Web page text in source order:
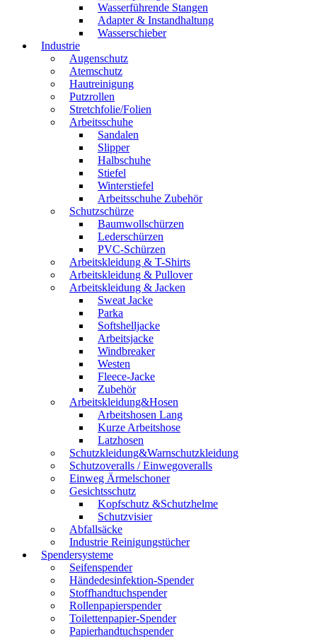
Wasserführende Stangen
Adapter & Instandhaltung
Wasserschieber
Industrie
Augenschutz
Atemschutz
Hautreinigung
Putzrollen
Stretchfolie/Folien
Arbeitsschuhe
Sandalen
Slipper
Halbschuhe
Stiefel
Winterstiefel
Arbeitsschuhe Zubehör
Schutzschürze
Baumwollschürzen
Lederschürzen
PVC-Schürzen
Arbeitskleidung & T-Shirts
Arbeitskleidung & Pullover
Arbeitskleidung & Jacken
Sweat Jacke
Parka
Softshelljacke
Arbeitsjacke
Windbreaker
Westen
Fleece-Jacke
Zubehör
Arbeitskleidung&Hosen
Arbeitshosen Lang
Kurze Arbeitshose
Latzhosen
Schutzkleidung&Warnschutzkleidung
Schutzoveralls / Einwegoveralls
Einweg Ärmelschoner
Gesichtsschutz
Kopfschutz &Schutzhelme
Schutzvisier
Abfallsäcke
Industrie Reinigungstücher
Spendersysteme
Seifenspender
Händedesinfektion-Spender
Stoffhandtuchspender
Rollenpapierspender
Toilettenpapier-Spender
Papierhandtuchspender